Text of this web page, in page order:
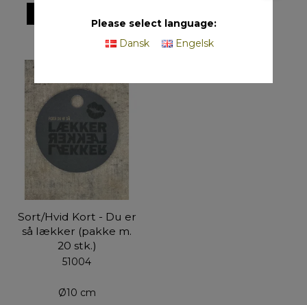
Sort/Hvid Kort - Du er
så lækker (pakke m.
20 stk.)
51004
Ø10 cm
Please select language:
Dansk
Engelsk